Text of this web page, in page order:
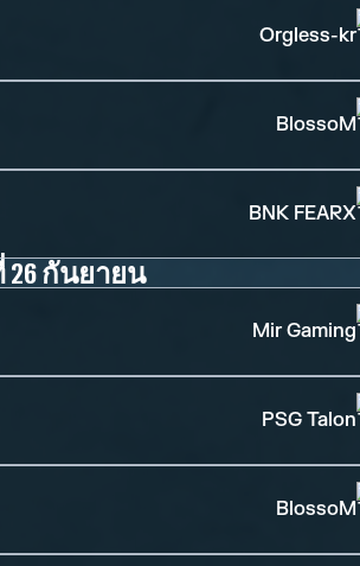
Orgless-kr
BlossoM
BNK FEARX
กันยายน
Mir Gaming
PSG Talon
BlossoM